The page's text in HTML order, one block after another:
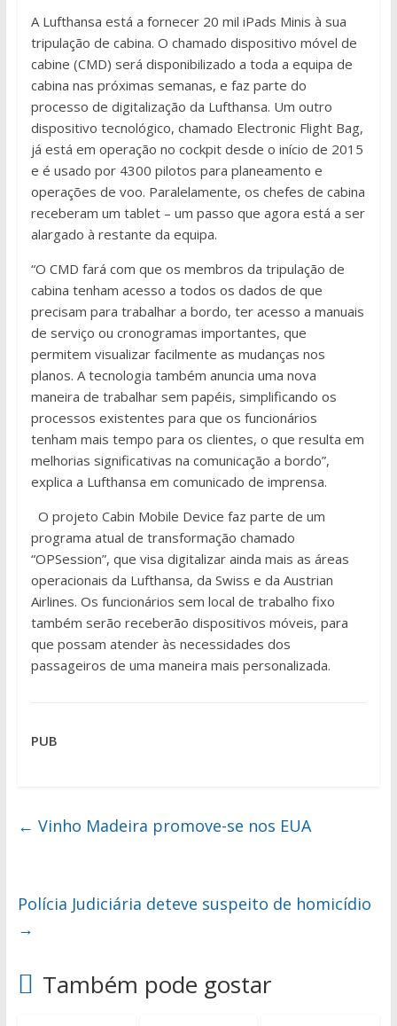
A Lufthansa está a fornecer 20 mil iPads Minis à sua
tripulação de cabina. O chamado dispositivo móvel de
cabine (CMD) será disponibilizado a toda a equipa de
cabina nas próximas semanas, e faz parte do
processo de digitalização da Lufthansa. Um outro
dispositivo tecnológico, chamado Electronic Flight Bag,
já está em operação no cockpit desde o início de 2015
e é usado por 4300 pilotos para planeamento e
operações de voo. Paralelamente, os chefes de cabina
receberam um tablet – um passo que agora está a ser
alargado à restante da equipa.
“O CMD fará com que os membros da tripulação de
cabina tenham acesso a todos os dados de que
precisam para trabalhar a bordo, ter acesso a manuais
de serviço ou cronogramas importantes, que
permitem visualizar facilmente as mudanças nos
planos. A tecnologia também anuncia uma nova
maneira de trabalhar sem papéis, simplificando os
processos existentes para que os funcionários
tenham mais tempo para os clientes, o que resulta em
melhorias significativas na comunicação a bordo”,
explica a Lufthansa em comunicado de imprensa.
O projeto Cabin Mobile Device faz parte de um
programa atual de transformação chamado
“OPSession”, que visa digitalizar ainda mais as áreas
operacionais da Lufthansa, da Swiss e da Austrian
Airlines. Os funcionários sem local de trabalho fixo
também serão receberão dispositivos móveis, para
que possam atender às necessidades dos
passageiros de uma maneira mais personalizada.
PUB
← Vinho Madeira promove-se nos EUA
Polícia Judiciária deteve suspeito de homicídio
→
Também pode gostar